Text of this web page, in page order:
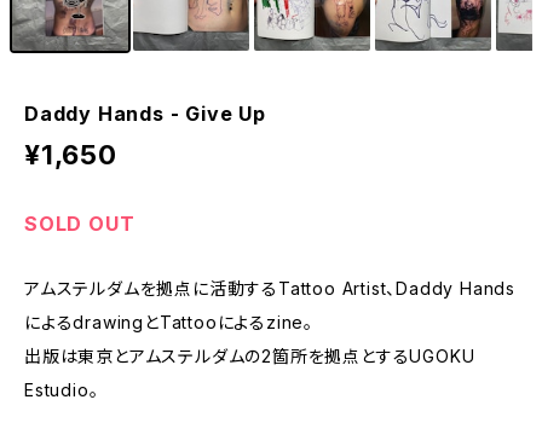
Daddy Hands - Give Up
¥1,650
SOLD OUT
アムステルダムを拠点に活動するTattoo Artist、Daddy Hands
によるdrawingとTattooによるzine。
出版は東京とアムステルダムの2箇所を拠点とするUGOKU
Estudio。